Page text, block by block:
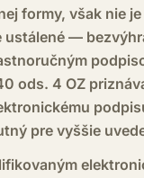
formy, však nie
ustálené —
ods. 4 OZ
pre vyššie